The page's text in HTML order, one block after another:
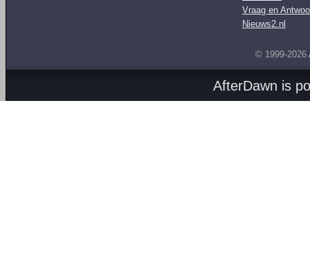
Vraag en
Nieuws2.nl
© 1999-2026
AfterDawn is